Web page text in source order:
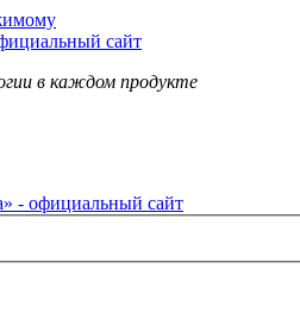
в каждом продукте